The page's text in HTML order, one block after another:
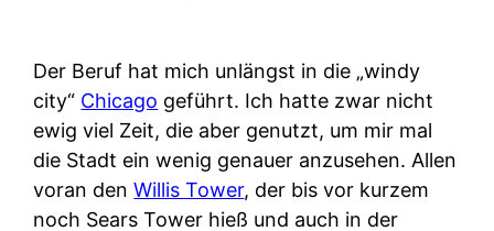
Der Beruf hat mich unlängst in die „windy
city“ Chicago geführt. Ich hatte zwar nicht
ewig viel Zeit, die aber genutzt, um mir mal
die Stadt ein wenig genauer anzusehen. Allen
voran denWillis Tower, der bis vor kurzem
noch Sears Tower hieß und auch in der